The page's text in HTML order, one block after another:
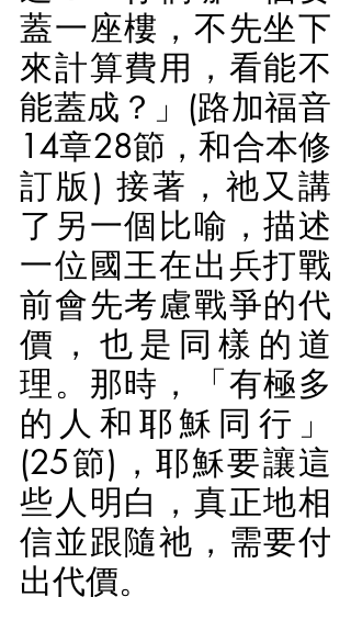
蓋一座樓，不先坐下
來計算費用，看能不
能蓋成？」(路加福音
14章28節，和合本修
訂版) 接著，祂又講
了另一個比喻，描述
一位國王在出兵打戰
前會先考慮戰爭的代
價，也是同樣的道
理。那時，「有極多
的人和耶穌同行」
(25節)，耶穌要讓這
些人明白，真正地相
信並跟隨祂，需要付
出代價。